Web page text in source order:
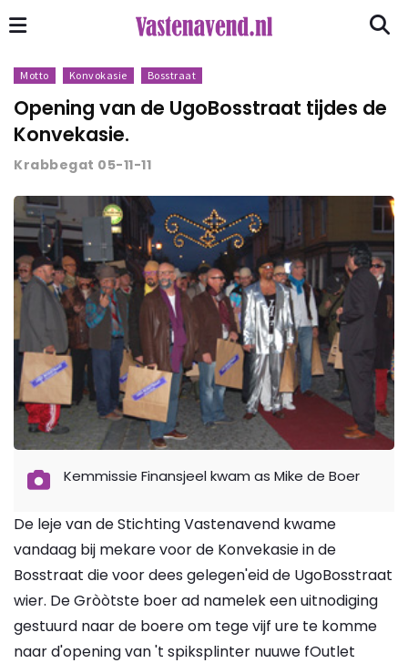
Motto Konvokasie Bosstraat
Opening van de UgoBosstraat tijdes de
Konvekasie.
Krabbegat 05-11-11
Kemmissie Finansjeel kwam as Mike de Boer
De leje van de Stichting Vastenavend kwame
vandaag bij mekare voor de Konvekasie in de
Bosstraat die voor dees gelegen'eid de UgoBosstraat
wier. De Gròòtste boer ad namelek een uitnodiging
gestuurd naar de boere om tege vijf ure te komme
naar d'opening van 't spiksplinter nuuwe fOutlet